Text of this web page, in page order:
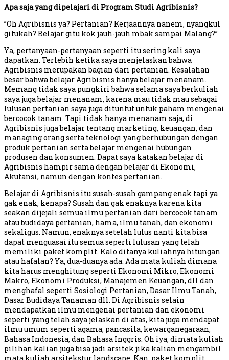
Apa saja yang dipelajari di Program Studi Agribisnis?
”Oh Agribisnis ya? Pertanian? Kerjaannya nanem, nyangkul
gitukah? Belajar gitu kok jauh-jauh mbak sampai Malang?”
Ya, pertanyaan-pertanyaan seperti itu sering kali saya
dapatkan. Terlebih ketika saya menjelaskan bahwa
Agribisnis merupakan bagian dari pertanian. Kesalahan
besar bahwa belajar Agribisnis hanya belajar menanam.
Memang tidak saya pungkiri bahwa selama saya berkuliah
saya juga belajar menanam, karena mau tidak mau sebagai
lulusan pertanian saya juga dituntut untuk paham mengenai
bercocok tanam. Tapi tidak hanya menanam saja, di
Agribisnis juga belajar tentang marketing, keuangan, dan
managing orang serta teknologi yang berhubungan dengan
produk pertanian serta belajar mengenai hubungan
produsen dan konsumen. Dapat saya katakan belajar di
Agribisnis hampir sama dengan belajar di Ekonomi,
Akutansi, namun dengan kontes pertanian.
Belajar di Agribisnis itu susah-susah gampang enak tapi ya
gak enak, kenapa? Susah dan gak enaknya karena kita
seakan dijejali semua ilmu pertanian dari bercocok tanam
atau budidaya pertanian, hama, ilmu tanah, dan ekonomi
sekaligus. Namun, enaknya setelah lulus nanti kita bisa
dapat menguasai itu semua seperti lulusan yang telah
memiliki paket komplit. Kalo ditanya kuliahnya hitungan
atau hafalan? Ya, dua-duanya ada. Ada mata kuliah dimana
kita harus menghitung seperti Ekonomi Mikro, Ekonomi
Makro, Ekonomi Produksi, Manajemen Keuangan, dll dan
menghafal seperti Sosiologi Pertanian, Dasar Ilmu Tanah,
Dasar Budidaya Tanaman dll. Di Agribisnis selain
mendapatkan ilmu mengenai pertanian dan ekonomi
seperti yang telah saya jelaskan di atas, kita juga mendapat
ilmu umum seperti agama, pancasila, kewarganegaraan,
Bahasa Indonesia, dan Bahasa Inggris. Oh iya, dimata kuliah
pilihan kalian juga bisa jadi arsitek jika kalian mengambil